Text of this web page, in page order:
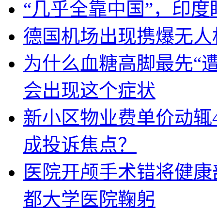
“几乎全靠中国”，印
德国机场出现携爆无
为什么血糖高脚最先“
会出现这个症状
新小区物业费单价动
成投诉焦点？
医院开颅手术错将健
都大学医院鞠躬